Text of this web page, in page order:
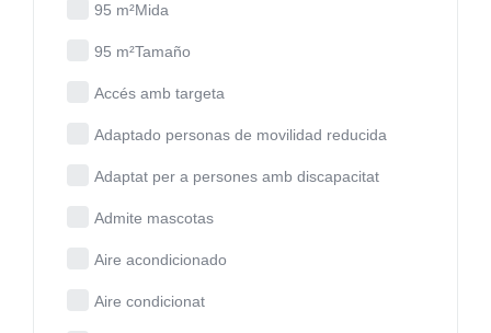
95 m²Mida
95 m²Tamaño
Accés amb targeta
Adaptado personas de movilidad reducida
Adaptat per a persones amb discapacitat
Admite mascotas
Aire acondicionado
Aire condicionat